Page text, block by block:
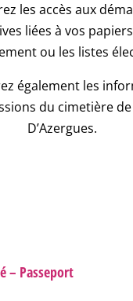
les accès aux
liées à vos
ou les listes
également les
du cimetière
D’Azergues.
– Passeport